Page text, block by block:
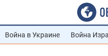
Война в Украине Война